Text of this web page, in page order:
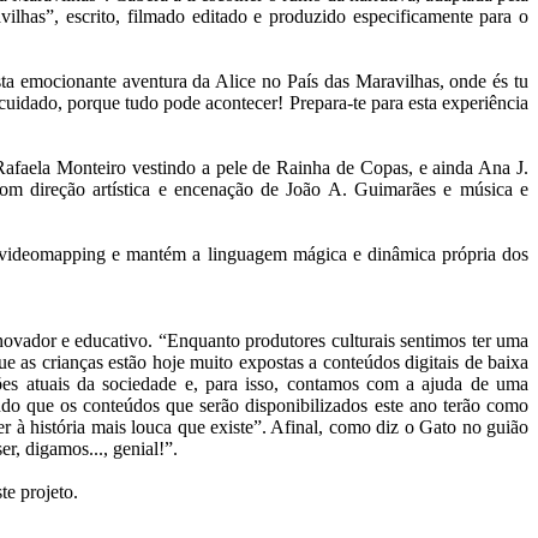
escrito, filmado editado e produzido especificamente para o
emocionante aventura da Alice no País das Maravilhas, onde és tu
porque tudo pode acontecer! Prepara-te para esta experiência
Monteiro vestindo a pele de Rainha de Copas, e ainda Ana J.
artística e encenação de João A. Guimarães e música e
e mantém a linguagem mágica e dinâmica própria dos
e educativo. “Enquanto produtores culturais sentimos ter uma
as crianças estão hoje muito expostas a conteúdos digitais de baixa
atuais da sociedade e, para isso, contamos com a ajuda de uma
que os conteúdos que serão disponibilizados este ano terão como
à história mais louca que existe”. Afinal, como diz o Gato no guião
digamos..., genial!”.
projeto.